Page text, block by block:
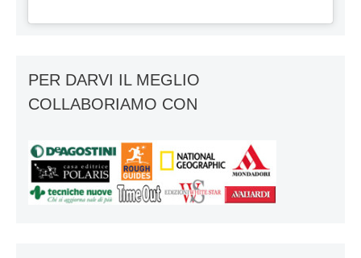
PER DARVI IL MEGLIO
COLLABORIAMO CON